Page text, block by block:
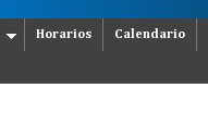
Horarios Calendario